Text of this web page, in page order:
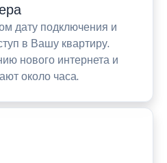
дату подключения и
в Вашу квартиру.
нового интернета и
около часа.